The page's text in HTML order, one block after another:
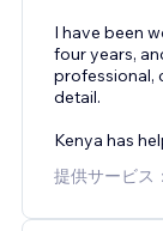
I have been
four years,
professional,
detail.
Kenya has
提供サービス